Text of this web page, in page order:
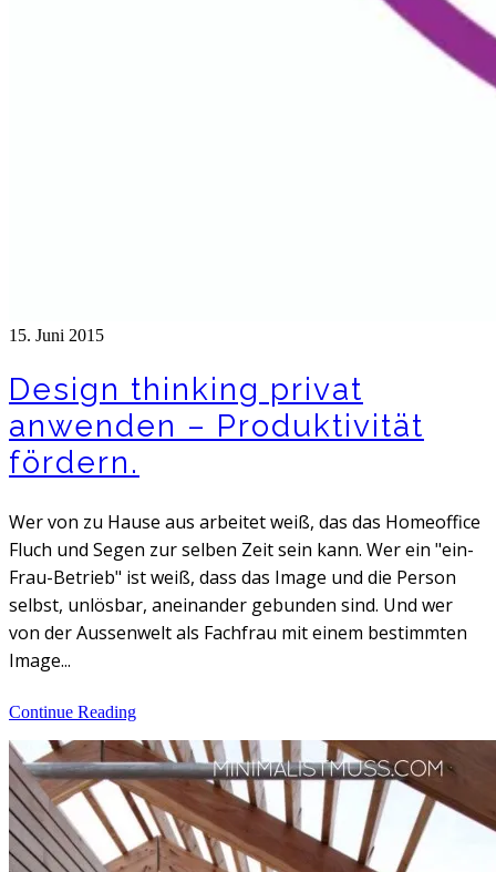
15. Juni 2015
Design thinking privat
anwenden – Produktivität
fördern.
Wer von zu Hause aus arbeitet weiß, das das Homeoffice
Fluch und Segen zur selben Zeit sein kann. Wer ein "ein-
Frau-Betrieb" ist weiß, dass das Image und die Person
selbst, unlösbar, aneinander gebunden sind. Und wer
von der Aussenwelt als Fachfrau mit einem bestimmten
Image...
Continue Reading